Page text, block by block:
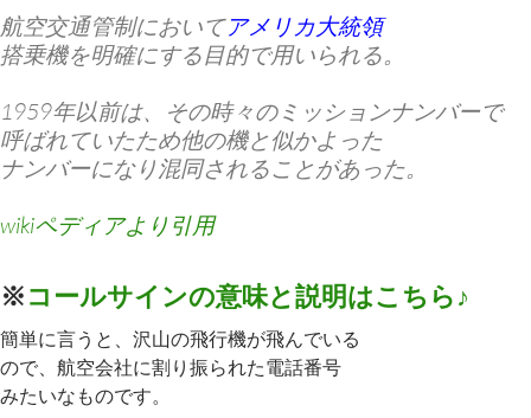
航空交通管制においてアメリカ大統領
搭乗機を明確にする目的で用いられる。
1959年以前は、その時々のミッションナンバーで
呼ばれていたため他の機と似かよった
ナンバーになり混同されることがあった。
wikiペディアより引用
※コールサインの意味と説明はこちら♪
簡単に言うと、沢山の飛行機が飛んでいる
ので、航空会社に割り振られた電話番号
みたいなものです。